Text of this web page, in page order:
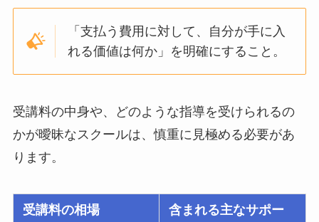
「支払う費用に対して、自分が手に入
れる価値は何か」を明確にすること。
受講料の中身や、どのような指導を受けられるの
かが曖昧なスクールは、慎重に見極める必要があ
ります。
受講料の相場
含まれる主なサポー